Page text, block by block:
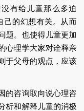
没有给儿童那么多迫
己的幻想有关。从而
题。也使得儿童更加
心理学大家对诠释亲
于父母的观点，应该
的咨询取向说心理咨
析和解释儿童的消极